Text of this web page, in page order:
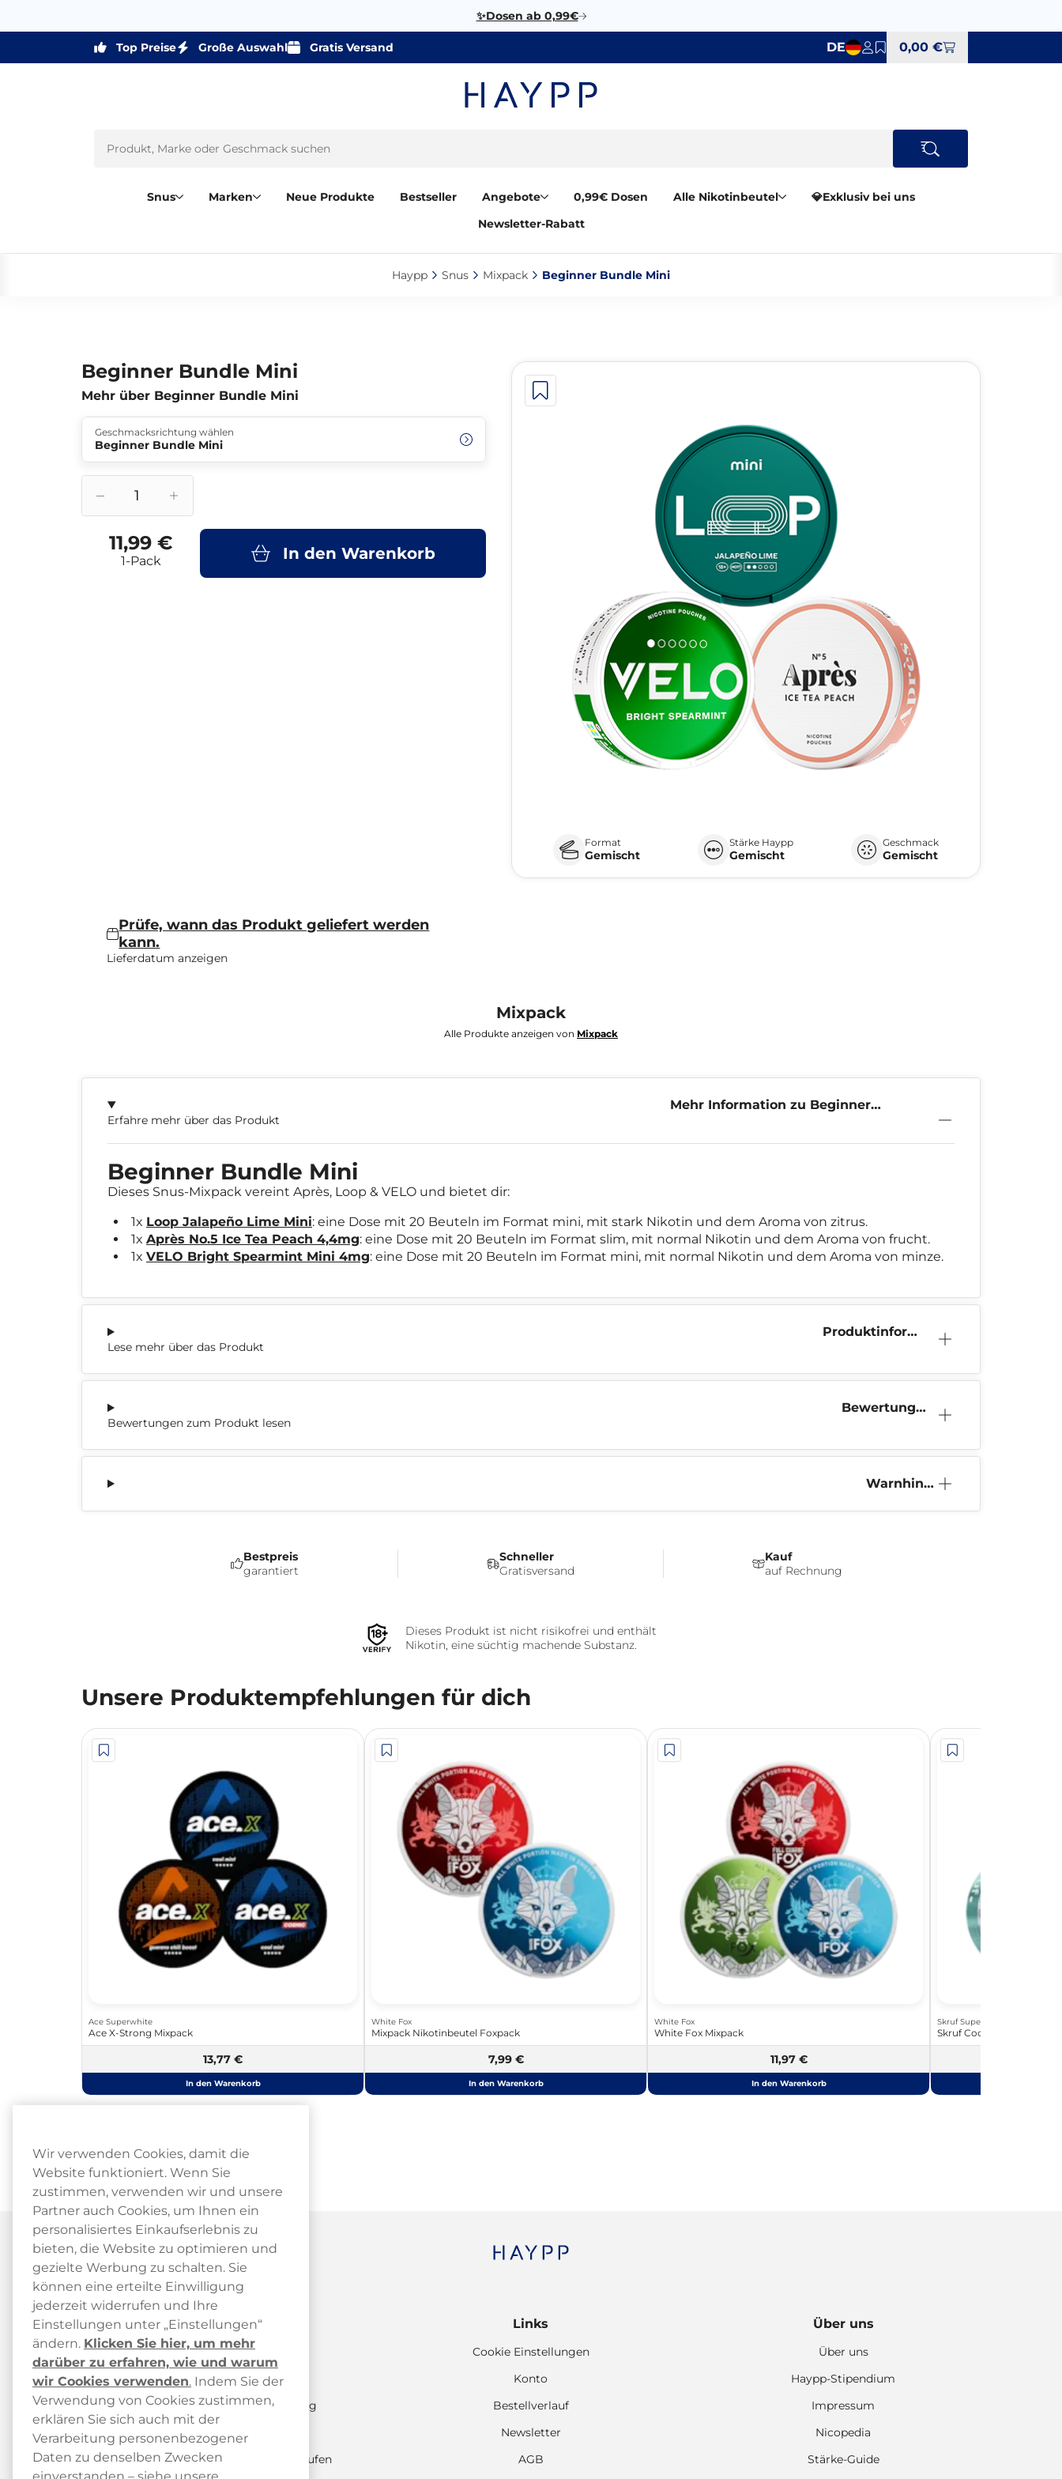
✨Dosen ab 0,99€
Top Preise Große Auswahl Gratis Versand DE 0,00 €
Snus Marken Neue Produkte Bestseller Angebote 0,99€ Dosen Alle Nikotinbeutel
💎Exklusiv bei uns
Newsletter-Rabatt
Haypp‎ Snus‎ Mixpack‎ Beginner Bundle Mini‎
Beginner Bundle Mini
Mehr über Beginner Bundle Mini
Format
Gemischt
Stärke Haypp
Gemischt
Geschmack
Gemischt
Geschmacksrichtung wählen
Beginner Bundle Mini
11,99 €
1-Pack In den Warenkorb
Prüfe, wann das Produkt geliefert werden
kann.
Lieferdatum anzeigen
Mehr Information zu Beginner
Erfahre mehr über das Produkt
Beginner Bundle Mini
Dieses Snus-Mixpack vereint Après, Loop & VELO und bietet dir:
1x Loop Jalapeño Lime Mini: eine Dose mit 20 Beuteln im Format mini, mit stark Nikotin und dem Aroma von zitrus.
1x Après No.5 Ice Tea Peach 4,4mg: eine Dose mit 20 Beuteln im Format slim, mit normal Nikotin und dem Aroma von frucht.
1x VELO Bright Spearmint Mini 4mg: eine Dose mit 20 Beuteln im Format mini, mit normal Nikotin und dem Aroma von minze.
Produktinform
Lese mehr über das Produkt
Bewertunge
Bewertungen zum Produkt lesen
Warnhinw
Mixpack
Alle Produkte anzeigen von Mixpack
Bestpreis
garantiert
Schneller
Gratisversand
Kauf
auf Rechnung
Dieses Produkt ist nicht risikofrei und enthält
Nikotin, eine süchtig machende Substanz.
Unsere Produktempfehlungen für dich
Ace Superwhite
Ace X-Strong Mixpack
13,77 €
In den Warenkorb
White Fox
Mixpack Nikotinbeutel Foxpack
7,99 €
In den Warenkorb
White Fox
White Fox Mixpack
11,97 €
In den Warenkorb
Skruf Super White
Skruf Cool & Crisp Duo
Kundendienst
Kundendienst
FAQ
Paketstatus & Sendungsverfolgung
Versand und Lieferung
Retoure anmelden / Kauf hier widerrufen
Links
Cookie Einstellungen
Konto
Bestellverlauf
Newsletter
AGB
Über uns
Über uns
Haypp-Stipendium
Impressum
Nicopedia
Stärke-Guide
Wir verwenden Cookies, damit die
Website funktioniert. Wenn Sie
zustimmen, verwenden wir und unsere
Partner auch Cookies, um Ihnen ein
personalisiertes Einkaufserlebnis zu
bieten, die Website zu optimieren und
gezielte Werbung zu schalten. Sie
können eine erteilte Einwilligung
jederzeit widerrufen und Ihre
Einstellungen unter „Einstellungen“
ändern. Klicken Sie hier, um mehr
darüber zu erfahren, wie und warum
wir Cookies verwenden. Indem Sie der
Verwendung von Cookies zustimmen,
erklären Sie sich auch mit der
Verarbeitung personenbezogener
Daten zu denselben Zwecken